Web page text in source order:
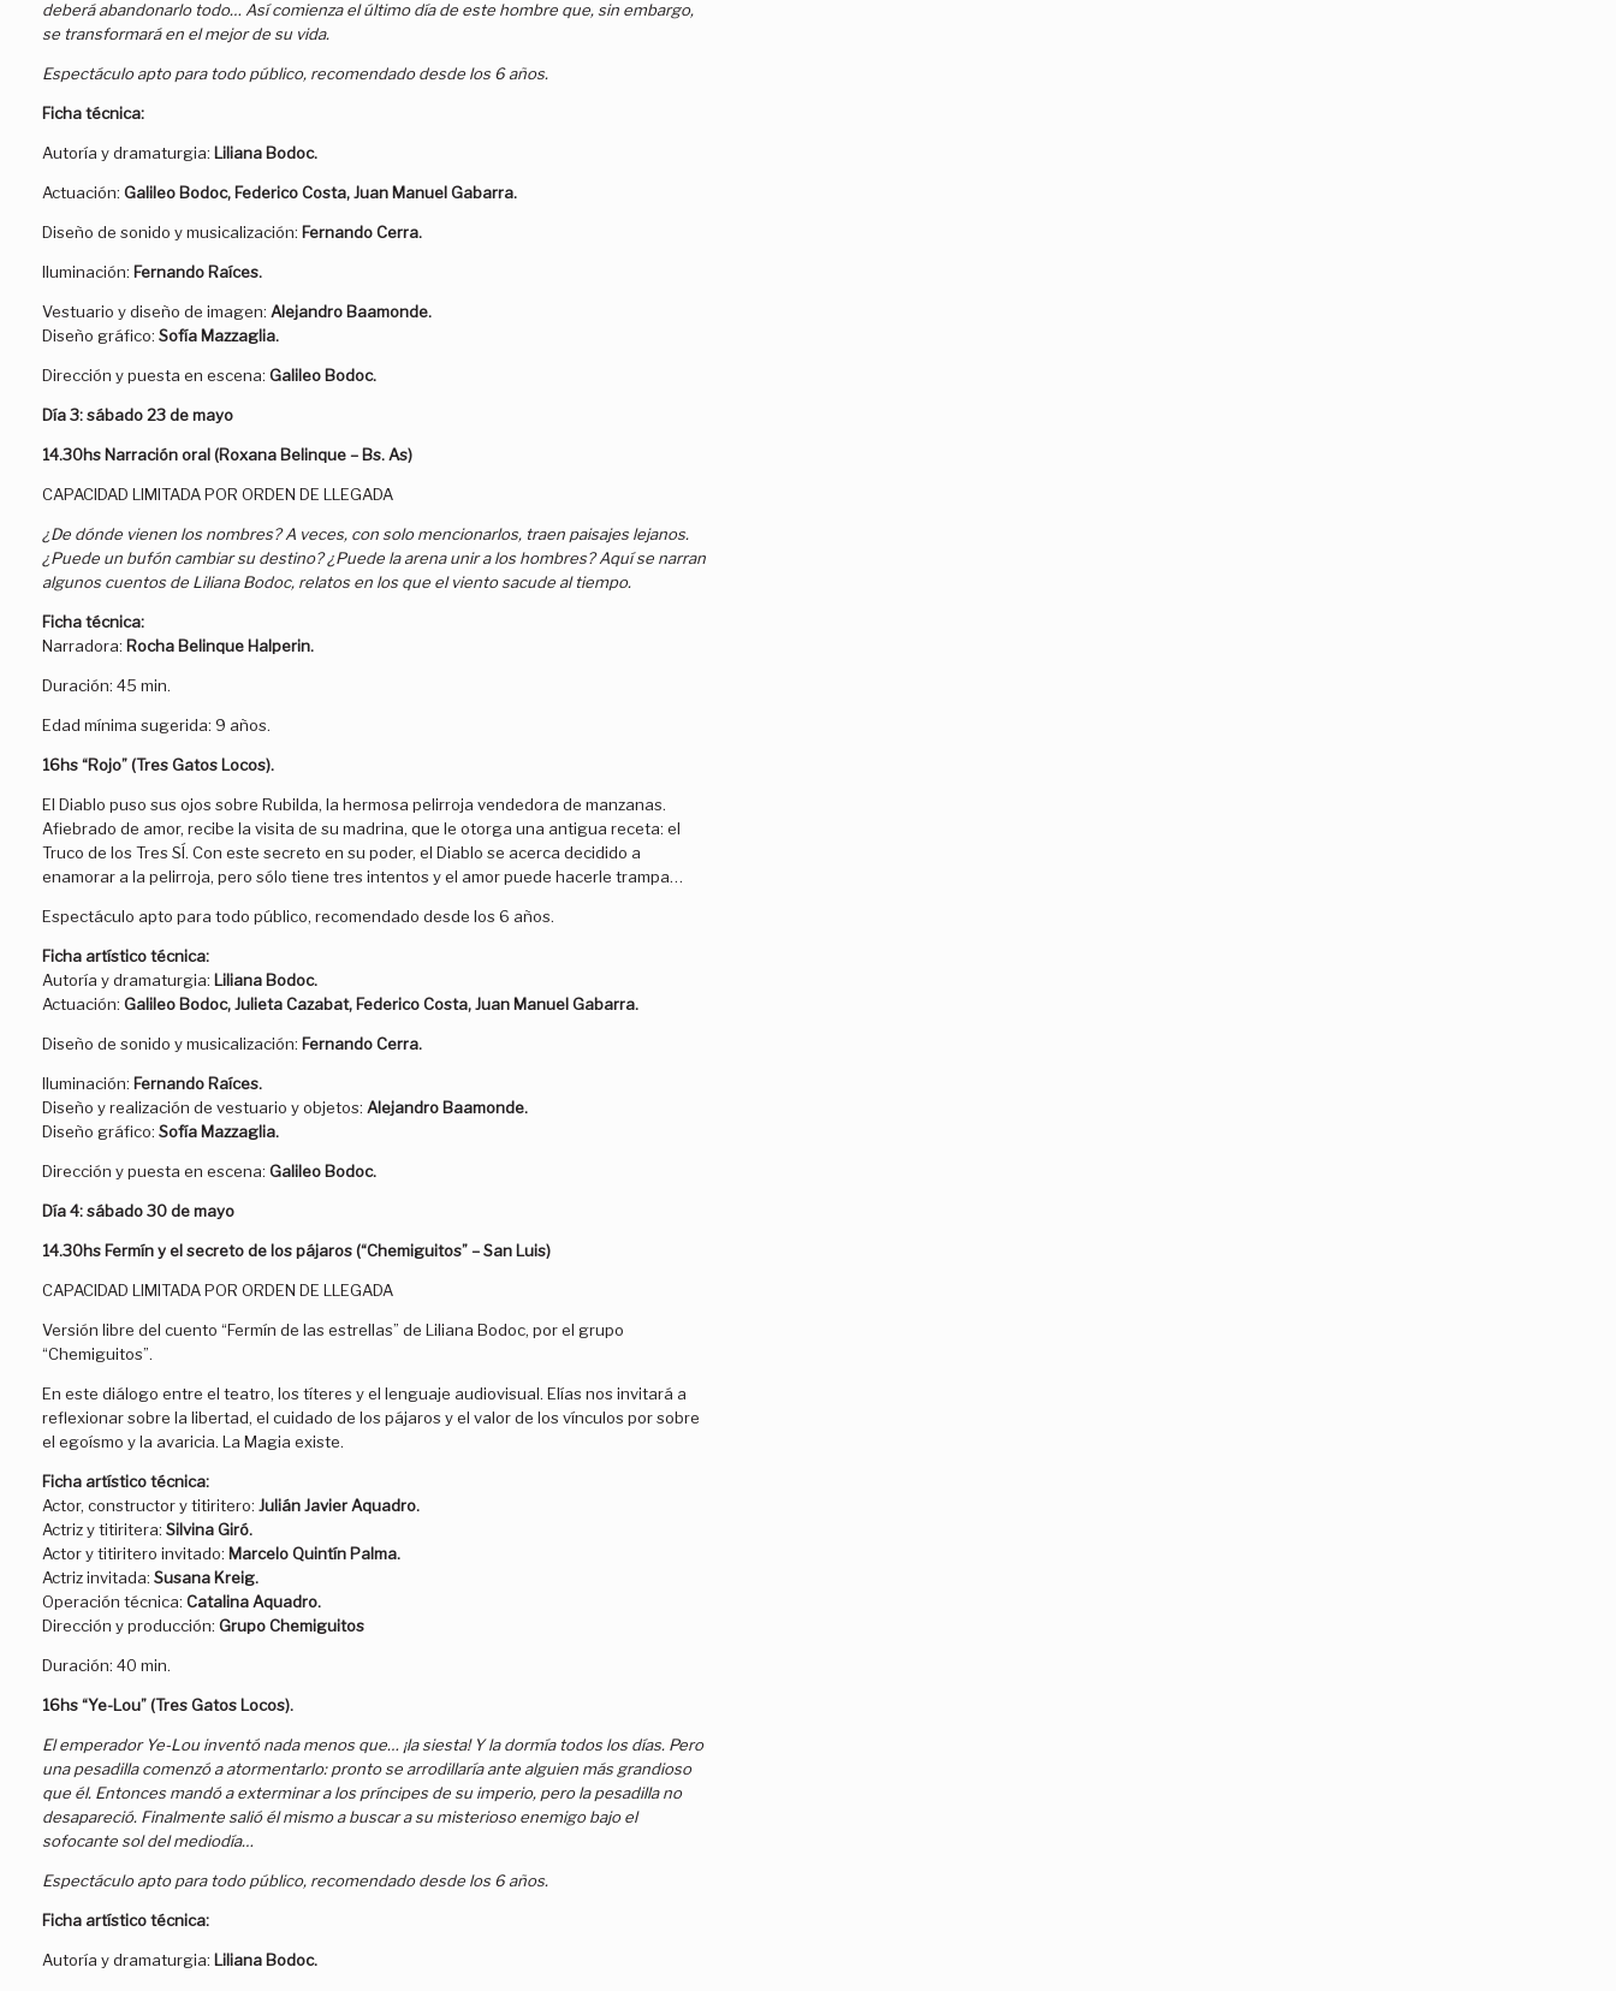
deberá abandonarlo todo… Así comienza el último día de este hombre que, sin embargo,
se transformará en el mejor de su vida.
Espectáculo apto para todo público, recomendado desde los 6 años.
Ficha técnica:
Autoría y dramaturgia: Liliana Bodoc.
Actuación: Galileo Bodoc, Federico Costa, Juan Manuel Gabarra.
Diseño de sonido y musicalización: Fernando Cerra.
Iluminación: Fernando Raíces.
Vestuario y diseño de imagen: Alejandro Baamonde.
Diseño gráfico: Sofía Mazzaglia.
Dirección y puesta en escena: Galileo Bodoc.
Día 3:sábado 23 de mayo
14.30hs Narración oral (Roxana Belinque – Bs. As)
CAPACIDAD LIMITADA POR ORDEN DE LLEGADA
¿De dónde vienen los nombres? A veces, con solo mencionarlos, traen paisajes lejanos.
¿Puede un bufón cambiar su destino? ¿Puede la arena unir a los hombres? Aquí se narran
algunos cuentos de Liliana Bodoc, relatos en los que el viento sacude al tiempo.
Ficha técnica:
Narradora: Rocha Belinque Halperin.
Duración: 45 min.
Edad mínima sugerida: 9 años.
16hs “Rojo” (Tres Gatos Locos).
El Diablo puso sus ojos sobre Rubilda, la hermosa pelirroja vendedora de manzanas.
Afiebrado de amor, recibe la visita de su madrina, que le otorga una antigua receta: el
Truco de los Tres SÍ. Con este secreto en su poder, el Diablo se acerca decidido a
enamorar a la pelirroja, pero sólo tiene tres intentos y el amor puede hacerle trampa…
Espectáculo apto para todo público, recomendado desde los 6 años.
Ficha artístico técnica:
Autoría y dramaturgia: Liliana Bodoc.
Actuación: Galileo Bodoc, Julieta Cazabat, Federico Costa,Juan Manuel Gabarra.
Diseño de sonido y musicalización: Fernando Cerra.
Iluminación: Fernando Raíces.
Diseño y realización de vestuario y objetos: Alejandro Baamonde.
Diseño gráfico: Sofía Mazzaglia.
Dirección y puesta en escena: Galileo Bodoc.
Día 4:sábado 30 de mayo
14.30hs Fermín y el secreto de los pájaros (“Chemiguitos” – San Luis)
CAPACIDAD LIMITADA POR ORDEN DE LLEGADA
Versión libre del cuento “Fermín de las estrellas” de Liliana Bodoc, por el grupo
“Chemiguitos”.
En este diálogo entre el teatro, los títeres y el lenguaje audiovisual. Elías nos invitará a
reflexionar sobre la libertad, el cuidado de los pájaros y el valor de los vínculos por sobre
el egoísmo y la avaricia. La Magia existe.
Ficha artístico técnica:
Actor, constructor y titiritero: Julián Javier Aquadro.
Actriz y titiritera: Silvina Giró.
Actor y titiritero invitado: Marcelo Quintín Palma.
Actriz invitada: Susana Kreig.
Operación técnica: Catalina Aquadro.
Dirección y producción: Grupo Chemiguitos
Duración: 40 min.
16hs “Ye-Lou” (Tres Gatos Locos).
El emperador Ye-Lou inventó nada menos que… ¡la siesta! Y la dormía todos los días. Pero
una pesadilla comenzó a atormentarlo: pronto se arrodillaría ante alguien más grandioso
que él. Entonces mandó a exterminar a los príncipes de su imperio, pero la pesadilla no
desapareció. Finalmente salió él mismo a buscar a su misterioso enemigo bajo el
sofocante sol del mediodía…
Espectáculo apto para todo público, recomendado desde los 6 años.
Ficha artístico técnica:
Autoría y dramaturgia: Liliana Bodoc.